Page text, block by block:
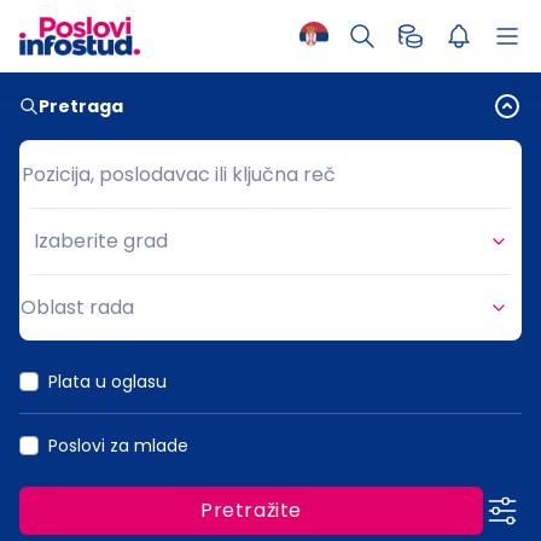
Pretraga
Pozicija, poslodavac ili ključna reč
Pozicija, poslodavac ili ključna reč
Grad
Izaberite grad
Oblast rada
Plata u oglasu
Poslovi za mlade
Pretražite